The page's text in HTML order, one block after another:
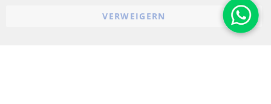
VERWEIGERN